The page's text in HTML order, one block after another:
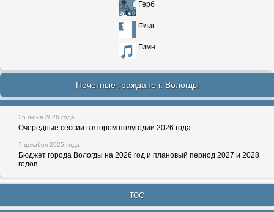
Герб
Флаг
Гимн
Почетные граждане г. Вологды
25 июня 2026 года
Очередные сессии в втором полугодии 2026 года.
7 декабря 2025 года
Бюджет города Вологды на 2026 год и плановый период 2027 и 2028
годов.
ТОС